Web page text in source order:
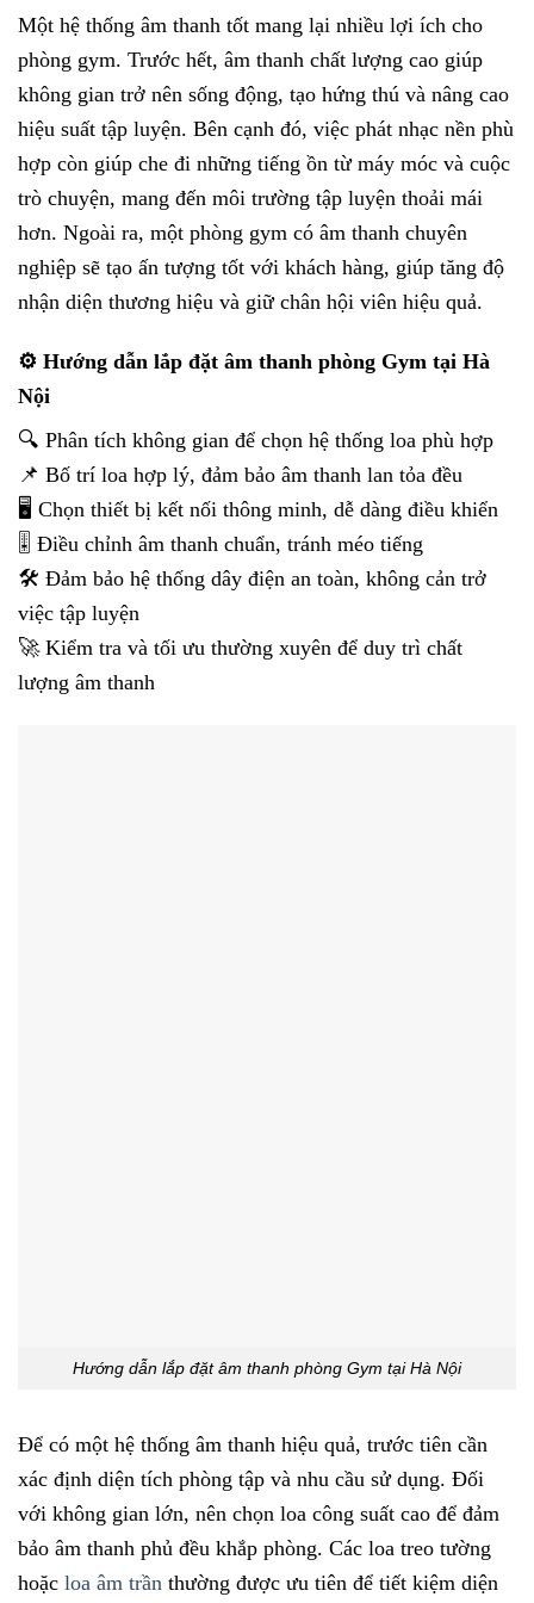
Một hệ thống âm thanh tốt mang lại nhiều lợi ích cho
phòng gym. Trước hết, âm thanh chất lượng cao giúp
không gian trở nên sống động, tạo hứng thú và nâng cao
hiệu suất tập luyện. Bên cạnh đó, việc phát nhạc nền phù
hợp còn giúp che đi những tiếng ồn từ máy móc và cuộc
trò chuyện, mang đến môi trường tập luyện thoải mái
hơn. Ngoài ra, một phòng gym có âm thanh chuyên
nghiệp sẽ tạo ấn tượng tốt với khách hàng, giúp tăng độ
nhận diện thương hiệu và giữ chân hội viên hiệu quả.
⚙️ Hướng dẫn lắp đặt âm thanh phòng Gym tại Hà
Nội
🔍 Phân tích không gian để chọn hệ thống loa phù hợp
📌 Bố trí loa hợp lý, đảm bảo âm thanh lan tỏa đều
🖥️ Chọn thiết bị kết nối thông minh, dễ dàng điều khiển
🎚️ Điều chỉnh âm thanh chuẩn, tránh méo tiếng
🛠️ Đảm bảo hệ thống dây điện an toàn, không cản trở
việc tập luyện
🚀 Kiểm tra và tối ưu thường xuyên để duy trì chất
lượng âm thanh
Hướng dẫn lắp đặt âm thanh phòng Gym tại Hà Nội
Để có một hệ thống âm thanh hiệu quả, trước tiên cần
xác định diện tích phòng tập và nhu cầu sử dụng. Đối
với không gian lớn, nên chọn loa công suất cao để đảm
bảo âm thanh phủ đều khắp phòng. Các loa treo tường
hoặc loa âm trần thường được ưu tiên để tiết kiệm diện